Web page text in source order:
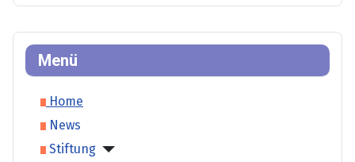
Menü
Home
News
Stiftung